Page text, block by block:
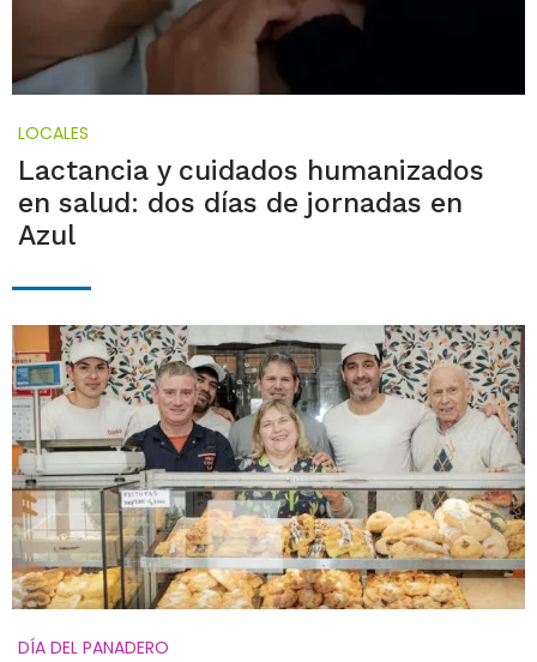
LOCALES
Lactancia y cuidados humanizados
en salud: dos días de jornadas en
Azul
DÍA DEL PANADERO